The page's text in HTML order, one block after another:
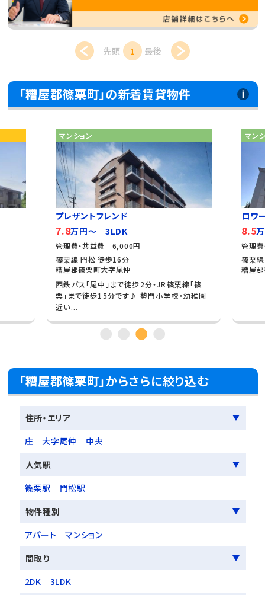
先頭 1 最後
「糟屋郡篠栗町」の新着賃貸物件
マンション
プレザントフレンド
7.8万円～ 3LDK
管理費・共益費 6,000円
篠栗線 門松 徒歩16分
糟屋郡篠栗町大字尾仲
西鉄バス「尾中」まで徒歩2分・JR篠栗線「篠
栗」まで徒歩15分です♪ 勢門小学校・幼稚園
近い...
マン
ロワ
8.5
管理
篠栗
糟屋
「糟屋郡篠栗町」からさらに絞り込む
住所・エリア
庄
大字尾仲
中央
人気駅
篠栗駅
門松駅
物件種別
アパート
マンション
間取り
2DK
3LDK